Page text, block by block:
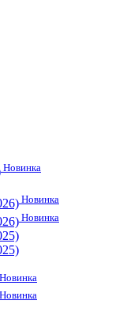
Новинка
Новинка
Новинка
Новинка
Новинка